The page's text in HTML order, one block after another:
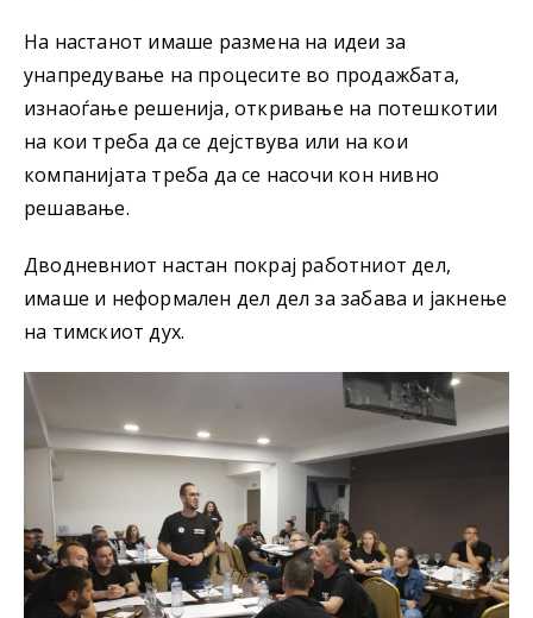
На настанот имаше размена на идеи за
унапредување на процесите во продажбата,
изнаоѓање решенија, откривање на потешкотии
на кои треба да се дејствува или на кои
компанијата треба да се насочи кон нивно
решавање.
Дводневниот настан покрај работниот дел,
имаше и неформален дел дел за забава и јакнење
на тимскиот дух.